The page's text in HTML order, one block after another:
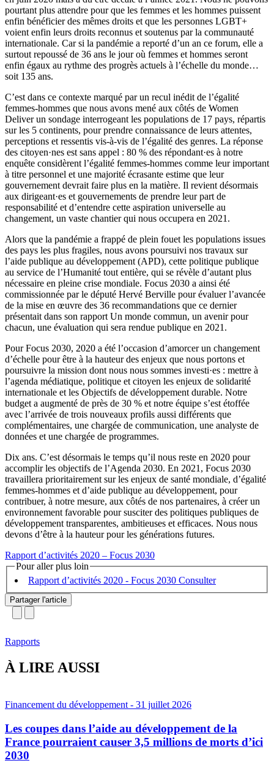
pourtant plus attendre pour que les femmes et les hommes puissent
enfin bénéficier des mêmes droits et que les personnes LGBT+
voient enfin leurs droits reconnus et soutenus par la communauté
internationale. Car si la pandémie a reporté d’un an ce forum, elle a
surtout repoussé de 36 ans le jour où femmes et hommes seront
enfin égaux au rythme des progrès actuels à l’échelle du monde…
soit 135 ans.
C’est dans ce contexte marqué par un recul inédit de l’égalité
femmes-hommes que nous avons mené aux côtés de Women
Deliver un sondage interrogeant les populations de 17 pays, répartis
sur les 5 continents, pour prendre connaissance de leurs attentes,
perceptions et ressentis vis-à-vis de l’égalité des genres. La réponse
des citoyen·nes est sans appel : 80 % des répondant·es à notre
enquête considèrent l’égalité femmes-hommes comme leur important
à titre personnel et une majorité écrasante estime que leur
gouvernement devrait faire plus en la matière. Il revient désormais
aux dirigeant·es et gouvernements de prendre leur part de
responsabilité et d’entendre cette aspiration universelle au
changement, un vaste chantier qui nous occupera en 2021.
Alors que la pandémie a frappé de plein fouet les populations issues
des pays les plus fragiles, nous avons poursuivi nos travaux sur
l’aide publique au développement (APD), cette politique publique
au service de l’Humanité tout entière, qui se révèle d’autant plus
nécessaire en pleine crise mondiale. Focus 2030 a ainsi été
commissionnée par le député Hervé Berville pour évaluer l’avancée
de la mise en œuvre des 36 recommandations que ce dernier
présentait dans son rapport Un monde commun, un avenir pour
chacun, une évaluation qui sera rendue publique en 2021.
Pour Focus 2030, 2020 a été l’occasion d’amorcer un changement
d’échelle pour être à la hauteur des enjeux que nous portons et
poursuivre la mission dont nous nous sommes investi·es : mettre à
l’agenda médiatique, politique et citoyen les enjeux de solidarité
internationale et les Objectifs de développement durable. Notre
budget a augmenté de près de 30 % et notre équipe s’est étoffée
avec l’arrivée de trois nouveaux profils aussi différents que
complémentaires, une chargée de communication, une analyste de
données et une chargée de programmes.
Dix ans. C’est désormais le temps qu’il nous reste en 2020 pour
accomplir les objectifs de l’Agenda 2030. En 2021, Focus 2030
travaillera prioritairement sur les enjeux de santé mondiale, d’égalité
femmes-hommes et d’aide publique au développement, pour
contribuer, à notre mesure, aux côtés de nos partenaires, à créer un
environnement favorable pour susciter des politiques publiques de
développement transparentes, ambitieuses et efficaces. Nous nous
devons d’être à la hauteur pour les générations futures.
Rapport d’activités 2020 – Focus 2030
Pour aller plus loin
Rapport d’activités 2020 - Focus 2030
Partager l'article
Rapports
À LIRE AUSSI
Financement du développement - 31 juillet 2026
Les coupes dans l’aide au développement de la
France pourraient causer 3,5 millions de morts d’ici
2030